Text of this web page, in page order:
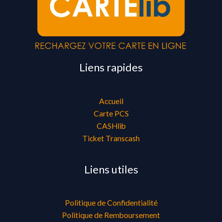
Liens rapides
Accueil
Carte PCS
CASHlib
Ticket Transcash
Liens utiles
Politique de Confidentialité
Politique de Remboursement